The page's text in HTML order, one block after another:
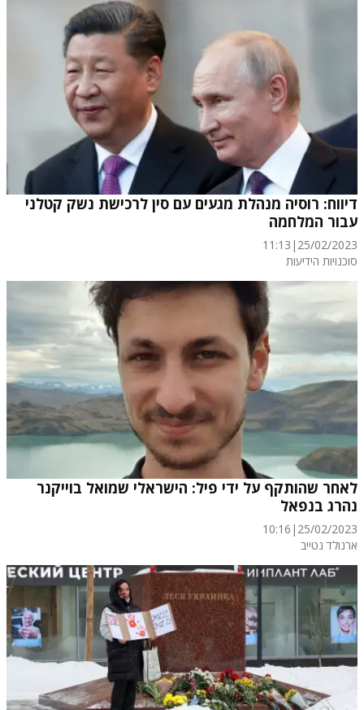
דיווח: רוסיה מנהלת מגעים עם סין לרכישת נשק קטלני
עבור המלחמה
25/02/2023
|
11:13
סוכנויות הידיעות
לאחר שהותקף על ידי פיל: הישראלי שמואל בוייקנר
נהרג בנפאל
25/02/2023
|
10:16
ארנולד נטייב